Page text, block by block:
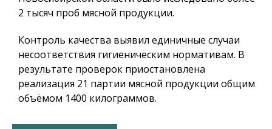
2 тысяч проб мясной продукции.
Контроль качества выявил единичные случаи
несоответствия гигиеническим нормативам. В
результате проверок приостановлена
реализация 21 партии мясной продукции общим
объёмом 1400 килограммов.